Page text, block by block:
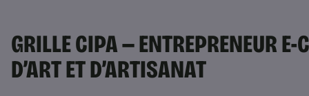
GRILLE CIPA — ENTREPRENEUR E-
D’ART ET D’ARTISANAT